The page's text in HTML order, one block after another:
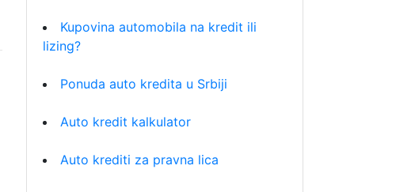
Kupovina automobila na kredit ili
lizing?
Ponuda auto kredita u Srbiji
Auto kredit kalkulator
Auto krediti za pravna lica